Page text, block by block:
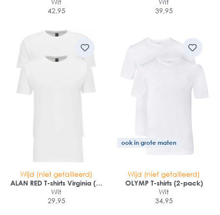
shirt (1-pack)
Wit
42,95
(2-pack)
Wit
39,95
Wijd (niet getailleerd)
ALAN RED T-shirts Virginia (2-
pack)
Wit
29,95
ook in grote maten
Wijd (niet getailleerd)
OLYMP T-shirts (2-pack)
Wit
34,95